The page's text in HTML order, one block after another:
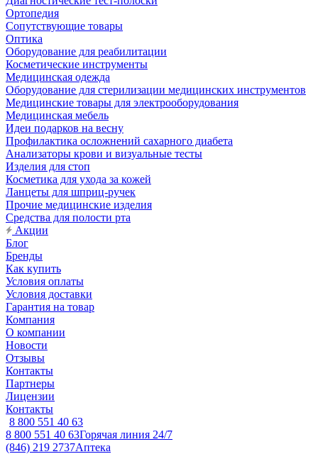
Ортопедия
Сопутствующие товары
Оптика
Оборудование для реабилитации
Косметические инструменты
Медицинская одежда
Оборудование для стерилизации медицинских инструментов
Медицинские товары для электрооборудования
Медицинская мебель
Идеи подарков на весну
Профилактика осложнений сахарного диабета
Анализаторы крови и визуальные тесты
Изделия для стоп
Косметика для ухода за кожей
Ланцеты для шприц-ручек
Прочие медицинские изделия
Средства для полости рта
Акции
Блог
Бренды
Как купить
Условия оплаты
Условия доставки
Гарантия на товар
Компания
О компании
Новости
Отзывы
Контакты
Партнеры
Лицензии
Контакты
8 800 551 40 63
8 800 551 40 63Горячая линия 24/7
(846) 219 2737Аптека